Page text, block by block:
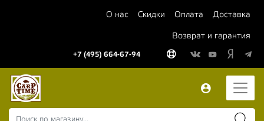
О нас Скидки Оплата Доставка
Возврат и гарантия
+7 (495) 664-67-94